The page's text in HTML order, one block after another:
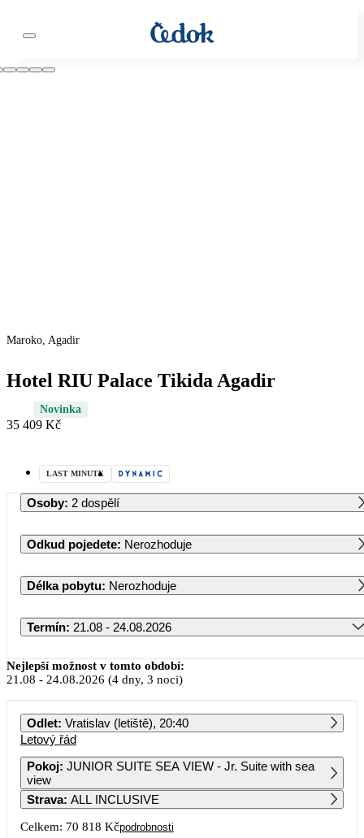
Maroko, Agadir
Hotel RIU Palace Tikida Agadir
Novinka
35 409 Kč
LAST MINUTE
Osoby: 2 dospělí
Odkud pojedete: Nerozhoduje
Délka pobytu: Nerozhoduje
Termín: 21.08 - 24.08.2026
Srpen 2026
PO ÚT ST ČT PÁ SO NE
3 4 5 6 7 8 9
10 11 12
Nejlepší možnost v tomto období:
21.08 - 24.08.2026 (4 dny, 3 noci)
Odlet: Vratislav (letiště), 20:40
Letový řád
Pokoj: JUNIOR SUITE SEA VIEW - Jr. Suite with sea
view
Strava: ALL INCLUSIVE
Celkem: 70 818 Kčpodrobnosti